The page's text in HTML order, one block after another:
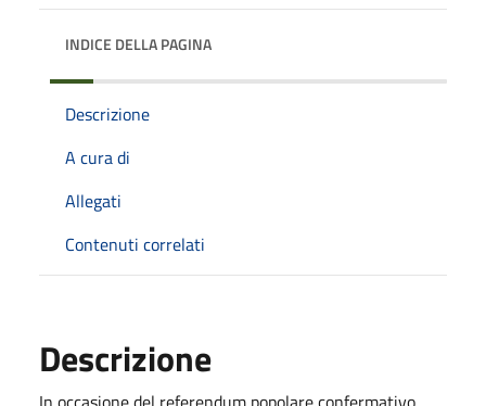
INDICE DELLA PAGINA
Descrizione
A cura di
Allegati
Contenuti correlati
Descrizione